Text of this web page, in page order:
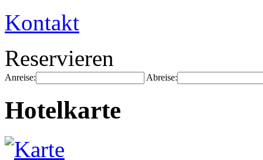
Kontakt
Reservieren
Anreise: Abreise:
Hotelkarte